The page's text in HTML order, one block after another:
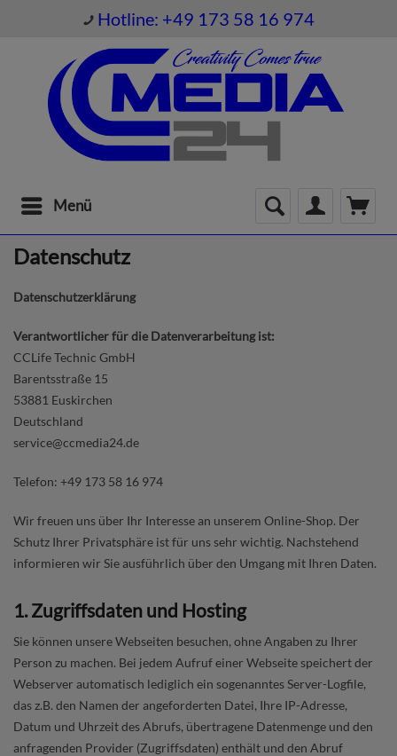
Hotline: +49 173 58 16 974
Menü
Datenschutz
Datenschutzerklärung
Verantwortlicher für die Datenverarbeitung ist:
CCLife Technic GmbH
Barentsstraße 15
53881 Euskirchen
Deutschland
service@ccmedia24.de
Telefon: +49 173 58 16 974
Wir freuen uns über Ihr Interesse an unserem Online-Shop. Der
Schutz Ihrer Privatsphäre ist für uns sehr wichtig. Nachstehend
informieren wir Sie ausführlich über den Umgang mit Ihren Daten.
1. Zugriffsdaten und Hosting
Sie können unsere Webseiten besuchen, ohne Angaben zu Ihrer
Person zu machen. Bei jedem Aufruf einer Webseite speichert der
Webserver automatisch lediglich ein sogenanntes Server-Logfile,
das z.B. den Namen der angeforderten Datei, Ihre IP-Adresse,
Datum und Uhrzeit des Abrufs, übertragene Datenmenge und den
anfragenden Provider (Zugriffsdaten) enthält und den Abruf